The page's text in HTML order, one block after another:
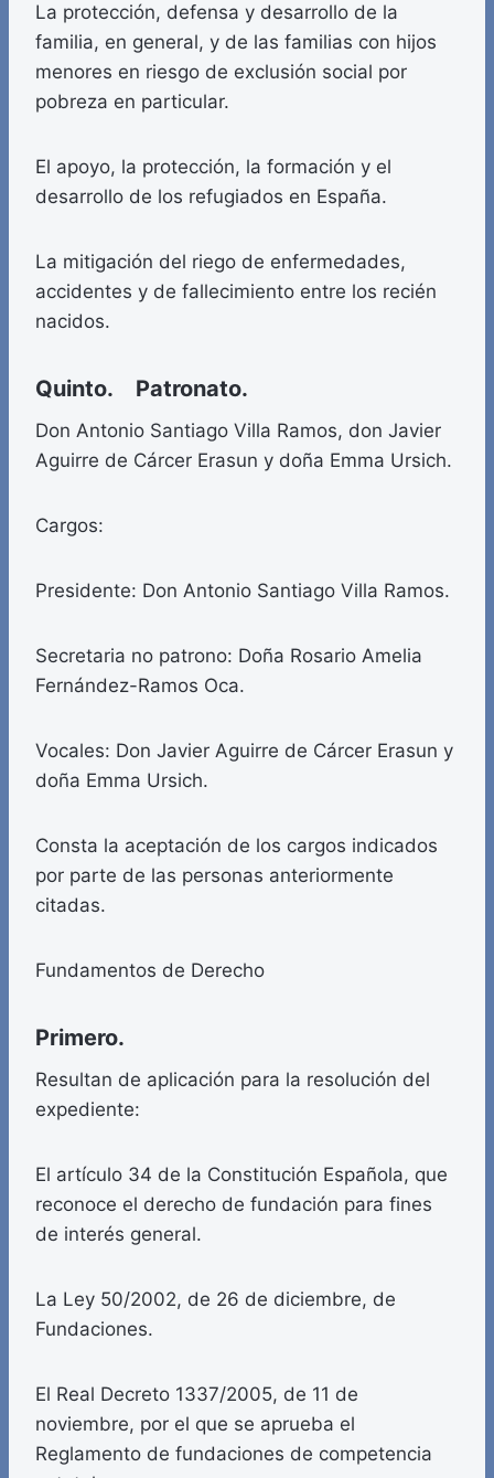
La protección, defensa y desarrollo de la
familia, en general, y de las familias con hijos
menores en riesgo de exclusión social por
pobreza en particular.
El apoyo, la protección, la formación y el
desarrollo de los refugiados en España.
La mitigación del riego de enfermedades,
accidentes y de fallecimiento entre los recién
nacidos.
Quinto. Patronato.
Don Antonio Santiago Villa Ramos, don Javier
Aguirre de Cárcer Erasun y doña Emma Ursich.
Cargos:
Presidente: Don Antonio Santiago Villa Ramos.
Secretaria no patrono: Doña Rosario Amelia
Fernández-Ramos Oca.
Vocales: Don Javier Aguirre de Cárcer Erasun y
doña Emma Ursich.
Consta la aceptación de los cargos indicados
por parte de las personas anteriormente
citadas.
Fundamentos de Derecho
Primero.
Resultan de aplicación para la resolución del
expediente:
El artículo 34 de la Constitución Española, que
reconoce el derecho de fundación para fines
de interés general.
La Ley 50/2002, de 26 de diciembre, de
Fundaciones.
El Real Decreto 1337/2005, de 11 de
noviembre, por el que se aprueba el
Reglamento de fundaciones de competencia